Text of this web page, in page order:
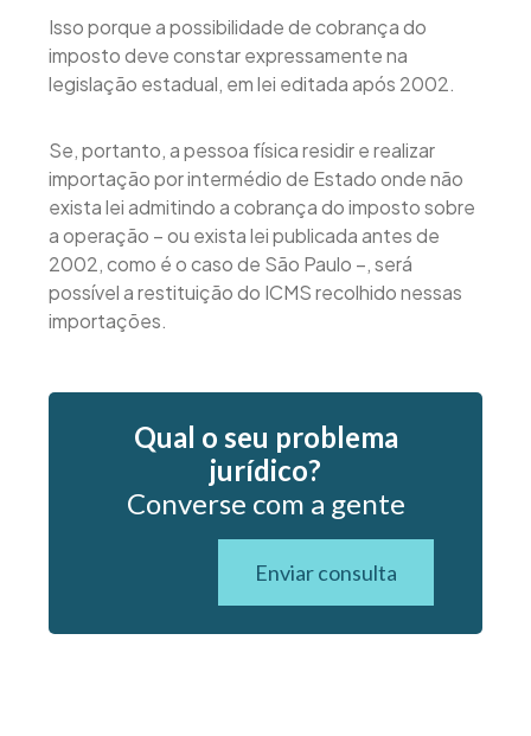
Isso porque a possibilidade de cobrança do
imposto deve constar expressamente na
legislação estadual, em lei editada após 2002.
Se, portanto, a pessoa física residir e realizar
importação por intermédio de Estado onde não
exista lei admitindo a cobrança do imposto sobre
a operação – ou exista lei publicada antes de
2002, como é o caso de São Paulo –, será
possível a restituição do ICMS recolhido nessas
importações.
Qual o seu problema
jurídico?
Converse com a gente
Enviar consulta